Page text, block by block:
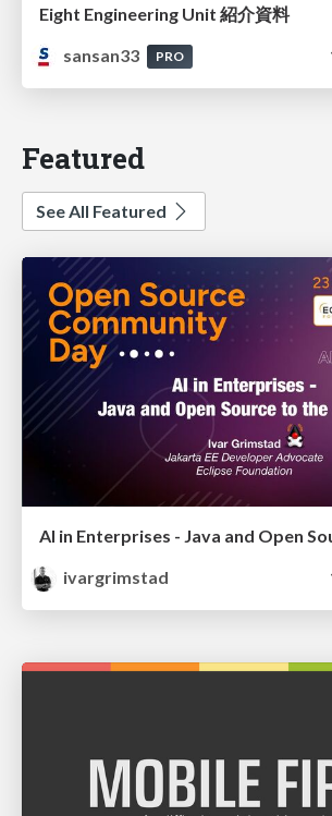
Eight Engineering Unit 紹介資料
sansan33
PRO
Featured
See All Featured
ivargrimstad